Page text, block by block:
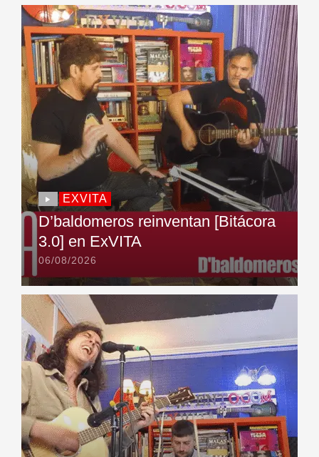
EXVITA
D’baldomeros reinventan [Bitácora
3.0] en ExVITA
06/08/2026